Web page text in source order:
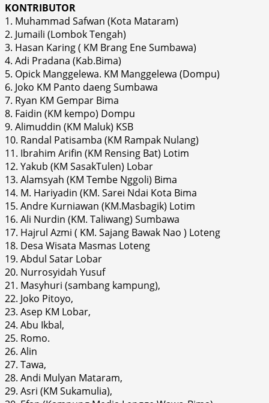
KONTRIBUTOR
1. Muhammad Safwan (Kota Mataram)
2. Jumaili (Lombok Tengah)
3. Hasan Karing ( KM Brang Ene Sumbawa)
4. Adi Pradana (Kab.Bima)
5. Opick Manggelewa. KM Manggelewa (Dompu)
6. Joko KM Panto daeng Sumbawa
7. Ryan KM Gempar Bima
8. Faidin (KM kempo) Dompu
9. Alimuddin (KM Maluk) KSB
10. Randal Patisamba (KM Rampak Nulang)
11. Ibrahim Arifin (KM Rensing Bat) Lotim
12. Yakub (KM SasakTulen) Lobar
13. Alamsyah (KM Tembe Nggoli) Bima
14. M. Hariyadin (KM. Sarei Ndai Kota Bima
15. Andre Kurniawan (KM.Masbagik) Lotim
16. Ali Nurdin (KM. Taliwang) Sumbawa
17. Hajrul Azmi ( KM. Sajang Bawak Nao ) Loteng
18. Desa Wisata Masmas Loteng
19. Abdul Satar Lobar
20. Nurrosyidah Yusuf
21. Masyhuri (sambang kampung),
22. Joko Pitoyo,
23. Asep KM Lobar,
24. Abu Ikbal,
25. Romo.
26. Alin
27. Tawa,
28. Andi Mulyan Mataram,
29. Asri (KM Sukamulia),